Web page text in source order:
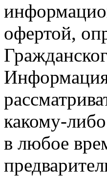
офертой,
какому-
в любое